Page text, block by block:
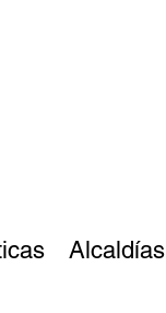
Alcaldías